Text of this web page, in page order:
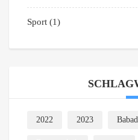
Sport (1)
2022 2023